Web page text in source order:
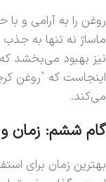
روغن را به آرامی و
ماساژ نه تنها به
نیز بهبود می‌بخشد
اینجاست که `روغن
می‌کند.
گام ششم: زمان
بهترین زمان برای